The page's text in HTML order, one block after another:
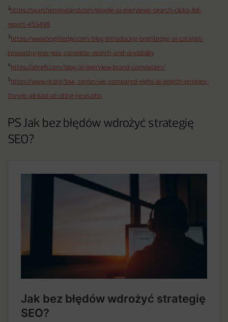
2 https://searchengineland.com/google-ai-overviews-search-clicks-fell-
report-455498
3 https://www.brightedge.com/blog/introducing-brightedge-ai-catalyst-
innovating-give-you-complete-search-and-ai-visibility
4 https://ahrefs.com/blog/ai-overview-brand-correlation/
5 https://www.cjr.org/tow_center/we-compared-eight-ai-search-engines-
theyre-all-bad-at-citing-news.php
PS Jak bez błędów wdrożyć strategię
SEO?